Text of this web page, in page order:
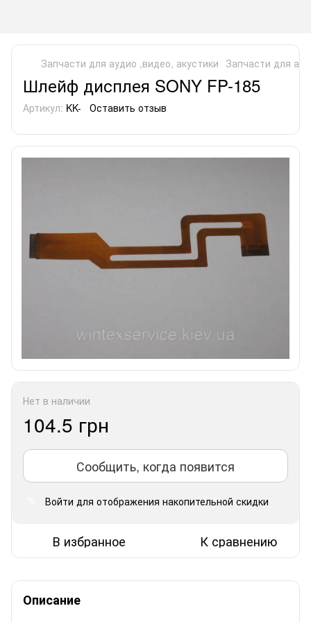
Запчасти для аудио ,видео, акустики Запчасти для
Шлейф дисплея SONY FP-185
Артикул: KK- Оставить отзыв
Нет в наличии
104.5 грн
Сообщить, когда появится
Войти для отображения накопительной скидки
В избранное К сравнению
Описание